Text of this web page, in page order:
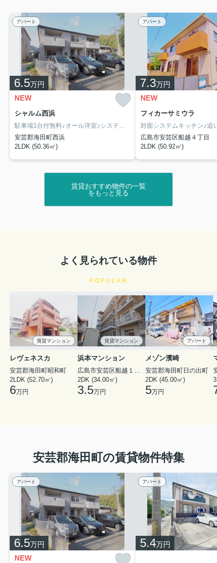
8月3日営業時間のお知らせ
誠に勝手ではございますが、社員研修の為
8月3日（月曜日）の営業時間を【16時00分】までと
させて頂きます。
ご迷惑をお掛けしますが、何卒ご理解頂きますよう
お願い申し上げます。
8月3日（月曜日）の営業時間 9時30分～16時00分
翌日より通常通りの営業時間 9時30分～18時30分
で営業致します。
※メール・LINE等は受信可能です。順次ご対応させ
【新着】安芸郡海田町の賃貸物件です！
海田町窪町の築浅2LDK物件です！欲しい機能が全部備
山陽本線 海田市駅 徒歩1分
安芸区・安芸郡エリアで賃貸物件をお探しなら、株式会
社サニースポットへお任せください！
お電話はこちらから！！
↓↓↓↓↓↓↓↓↓↓↓↓
082-821-5055
▼各エリアの物件一覧はこちらから！！
・安佐南区の賃貸物件一覧
海田市駅で賃貸を探すなら人気エリアはどこ？住みやす
い地域の特徴も紹介
2026.07.23 賃貸物件情報
【新着】安芸郡府中町の賃貸物件です！
府中町大須の1DK物件です！駐車場有、インターネット
無料、オートロック付きマンションでスーパーがすぐ横
にある物件でかなり好立地な物件となっております( *
´艸｀)
Moi.府中
アパート
6.5万円
NEW
シャルム西浜
駐車場1台付無料♪オール洋室♪システムキッチン♪
安芸郡海田町西浜
2LDK (50.36㎡)
アパート
7.3万円
NEW
フィカーサミウラ
広島市安芸区船越４丁目
2LDK (50.92㎡)
賃貸おすすめ物件の一覧
をもっと見る
よく見られている物件
POPULAR
賃貸マンション
レヴェネスカ
安芸郡海田町昭和町
2LDK (52.70㎡)
6万円
賃貸マンション
浜本マンション
広島市安芸区船越１丁目
2DK (34.00㎡)
3.5万円
アパート
メゾン濱崎
安芸郡海田町日の出町
2DK (45.00㎡)
5万円
安芸郡海田町の賃貸物件特集
アパート
6.5万円
NEW
アパート
5.4万円